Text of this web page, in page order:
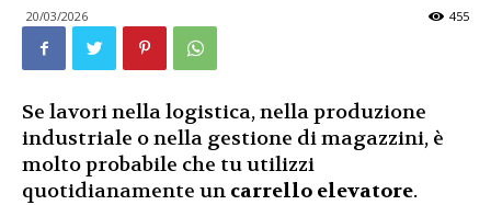
20/03/2026 455
Se lavori nella logistica, nella produzione
industriale o nella gestione di magazzini, è
molto probabile che tu utilizzi
quotidianamente un carrello elevatore.